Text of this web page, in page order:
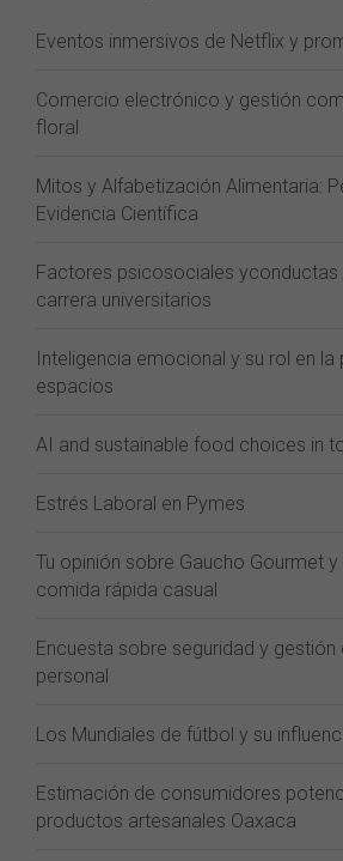
Eventos inmersivos de Netflix y
Comercio electrónico y gestión
floral
Mitos y Alfabetización Alimentaria:
Evidencia Científica
Factores psicosociales
carrera universitarios
Inteligencia emocional y su rol en
espacios
AI and sustainable food choices in
Estrés Laboral en Pymes
Tu opinión sobre Gaucho Gourmet
comida rápida casual
Encuesta sobre seguridad y
personal
Los Mundiales de fútbol y su
Estimación de consumidores
productos artesanales Oaxaca